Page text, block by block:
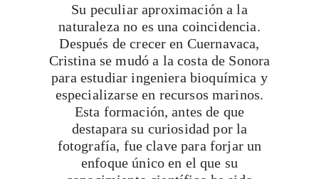
Su peculiar aproximación a la
naturaleza no es una coincidencia.
Después de crecer en Cuernavaca,
Cristina se mudó a la costa de Sonora
para estudiar ingeniera bioquímica y
especializarse en recursos marinos.
Esta formación, antes de que
destapara su curiosidad por la
fotografía, fue clave para forjar un
enfoque único en el que su